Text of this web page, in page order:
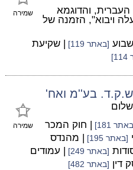
שמירה
והדוגמא
ויבוא", הזמנה של
[באתר 119]
| שקיעת
שמירה 181]
| חוק המכר
[באתר 195] | מהנדס
[באתר 249] | עמודים
דין [באתר 482]